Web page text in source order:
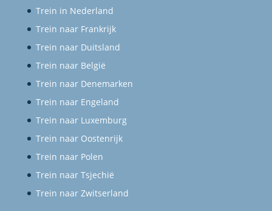
Trein in Nederland
Trein naar Frankrijk
Trein naar Duitsland
Trein naar België
Trein naar Denemarken
Trein naar Engeland
Trein naar Luxemburg
Trein naar Oostenrijk
Trein naar Polen
Trein naar Tsjechië
Trein naar Zwitserland